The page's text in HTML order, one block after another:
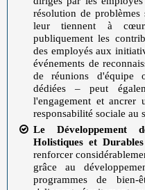
résolution de
leur tiennent à cœur.
publiquement les
des employés aux
événements de
de réunions d'équipe
dédiées – peut
l'engagement et ancrer
responsabilité sociale au
Le Développement
Holistiques et
renforcer
grâce au
programmes de